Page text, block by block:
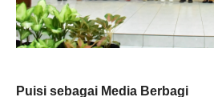
Puisi sebagai Media Berbagi